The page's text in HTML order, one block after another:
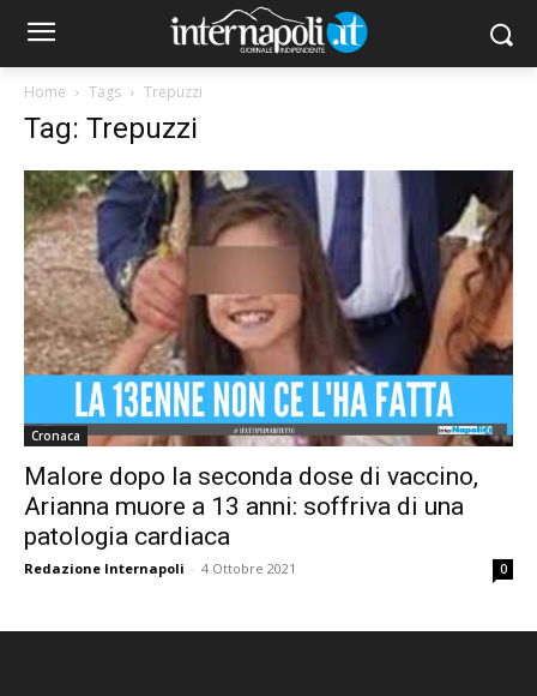
Home Tags Trepuzzi
Tag: Trepuzzi
Cronaca
Malore dopo la seconda dose di vaccino,
Arianna muore a 13 anni: soffriva di una
patologia cardiaca
Redazione Internapoli - 4 Ottobre 2021 0